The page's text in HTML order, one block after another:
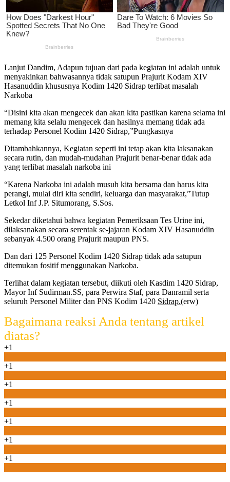
Lanjut Dandim, Adapun tujuan dari pada kegiatan ini adalah untuk
menyakinkan bahwasannya tidak satupun Prajurit Kodam XIV
Hasanuddin khususnya Kodim 1420 Sidrap terlibat masalah
Narkoba
“Disini kita akan mengecek dan akan kita pastikan karena selama ini
memang kita selalu mengecek dan hasilnya memang tidak ada
terhadap Personel Kodim 1420 Sidrap,”Pungkasnya
Ditambahkannya, Kegiatan seperti ini tetap akan kita laksanakan
secara rutin, dan mudah-mudahan Prajurit benar-benar tidak ada
yang terlibat masalah narkoba ini
“Karena Narkoba ini adalah musuh kita bersama dan harus kita
perangi, mulai diri kita sendiri, keluarga dan masyarakat,”Tutup
Letkol Inf J.P. Situmorang, S.Sos.
Sekedar diketahui bahwa kegiatan Pemeriksaan Tes Urine ini,
dilaksanakan secara serentak se-jajaran Kodam XIV Hasanuddin
sebanyak 4.500 orang Prajurit maupun PNS.
Dan dari 125 Personel Kodim 1420 Sidrap tidak ada satupun
ditemukan fositif menggunakan Narkoba.
Terlihat dalam kegiatan tersebut, diikuti oleh Kasdim 1420 Sidrap,
Mayor Inf Sudirman.SS, para Perwira Staf, para Danramil serta
seluruh Personel Militer dan PNS Kodim 1420 Sidrap.(erw)
Bagaimana reaksi Anda tentang artikel
diatas?
+1
+1
+1
+1
+1
+1
+1